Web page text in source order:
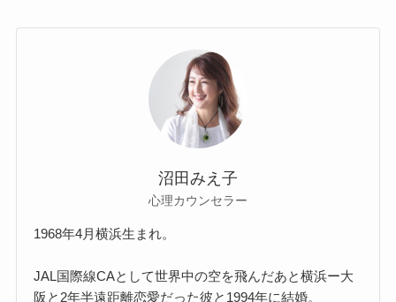
沼田みえ子
心理カウンセラー
1968年4月横浜生まれ。
JAL国際線CAとして世界中の空を飛んだあと横浜ー大
阪と2年半遠距離恋愛だった彼と1994年に結婚。